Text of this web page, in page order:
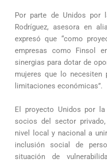
Por parte de Unidos por
Rodríguez, asesora en
expresó que “como
empresas como Finsol
sinergias para dotar de
mujeres que lo necesiten
limitaciones económicas”.
El proyecto Unidos por
socios del sector
nivel local y nacional a
inclusión social de
situación de